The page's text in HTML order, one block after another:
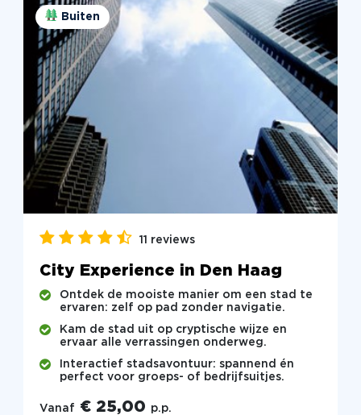
Buiten
11 reviews
City Experience in Den Haag
Ontdek de mooiste manier om een stad te
ervaren: zelf op pad zonder navigatie.
Kam de stad uit op cryptische wijze en
ervaar alle verrassingen onderweg.
Interactief stadsavontuur: spannend én
perfect voor groeps- of bedrijfsuitjes.
Vanaf € 25,00 p.p.